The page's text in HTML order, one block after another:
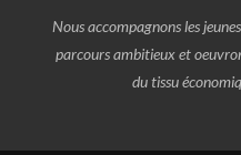
Nous accompagnons les
parcours ambitieux et
du tissu